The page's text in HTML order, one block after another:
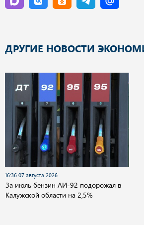
ДРУГИЕ НОВОСТИ
16:36 07 августа 2026
За июль бензин АИ-92 подорожал в
Калужской области на 2,5%